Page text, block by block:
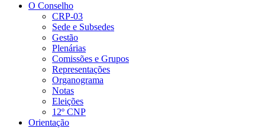
O Conselho
CRP-03
Sede e Subsedes
Gestão
Plenárias
Comissões e Grupos
Representações
Organograma
Notas
Eleições
12º CNP
Orientação